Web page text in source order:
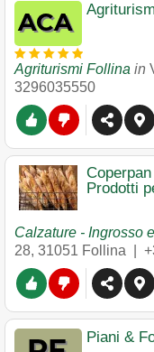
Agriturismi Follina in
3296035550
Prodotti
Calzature - Ingrosso
28, 31051 Follina
Piani &